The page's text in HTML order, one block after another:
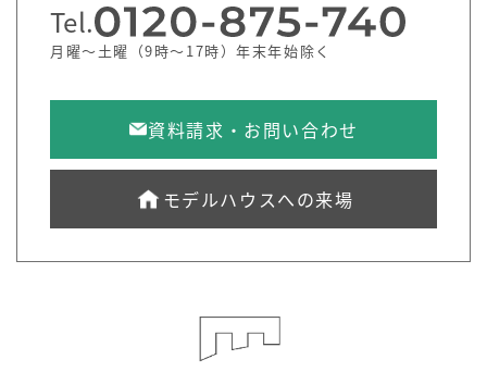
Tel.
月曜～土曜（9時～17時）年末年始除く
資料請求・お問い合わせ
モデルハウスへの来場